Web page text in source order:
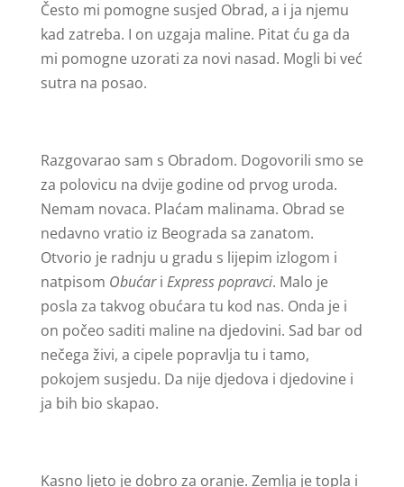
Često mi pomogne susjed Obrad, a i ja njemu
kad zatreba. I on uzgaja maline. Pitat ću ga da
mi pomogne uzorati za novi nasad. Mogli bi već
sutra na posao.
Razgovarao sam s Obradom. Dogovorili smo se
za polovicu na dvije godine od prvog uroda.
Nemam novaca. Plaćam malinama. Obrad se
nedavno vratio iz Beograda sa zanatom.
Otvorio je radnju u gradu s lijepim izlogom i
natpisom Obućari Express popravci. Malo je
posla za takvog obućara tu kod nas. Onda je i
on počeo saditi maline na djedovini. Sad bar od
nečega živi, a cipele popravlja tu i tamo,
pokojem susjedu. Da nije djedova i djedovine i
ja bih bio skapao.
Kasno ljeto je dobro za oranje. Zemlja je topla i